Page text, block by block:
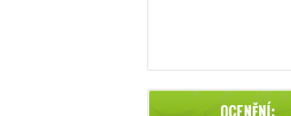
OCENĚNÍ: